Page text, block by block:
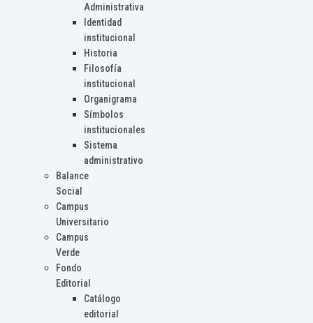
Administrativa
Identidad
institucional
Historia
Filosofía
institucional
Organigrama
Símbolos
institucionales
Sistema
administrativo
Balance
Social
Campus
Universitario
Campus
Verde
Fondo
Editorial
Catálogo
editorial